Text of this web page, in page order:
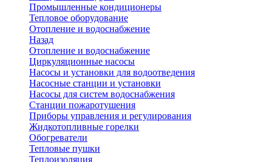
Промышленные кондиционеры
Тепловое оборудование
Отопление и водоснабжение
Назад
Отопление и водоснабжение
Циркуляционные насосы
Насосы и установки для водоотведения
Насосные станции и установки
Насосы для систем водоснабжения
Станции пожаротушения
Приборы управления и регулирования
Жидкотопливные горелки
Обогреватели
Тепловые пушки
Теплоизоляция